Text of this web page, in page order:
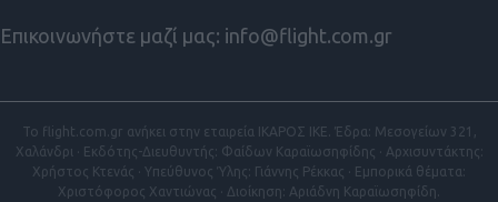
Επικοινωνήστε μαζί μας: info@flight.com.gr
Το flight.com.gr ανήκει στην εταιρεία ΙΚΑΡΟΣ ΙΚΕ. Έδρα: Μεσογείων 321,
Χαλάνδρι · Εκδότης-Διευθυντής: Φαίδων Καραϊωσηφίδης · Αρχισυντάκτης:
Χρήστος Κτενάς · Υπεύθυνος Ύλης: Γιάννης Ρέκκας · Εμπορικά θέματα:
Χριστόφορος Χαντιώνας · Διοίκηση: Αριάδνη Καραϊωσηφίδη.